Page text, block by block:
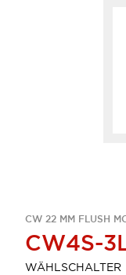
CW 22 MM FLUSH
CW4S-
WÄHLSCHALTER